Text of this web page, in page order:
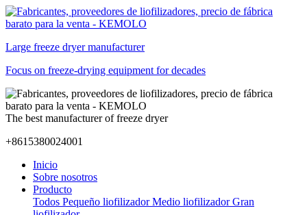
Large freeze dryer manufacturer
Focus on freeze-drying equipment for decades
The best manufacturer of freeze dryer
+8615380024001
Inicio
Sobre nosotros
Producto
Todos Pequeño liofilizador Medio liofilizador Gran